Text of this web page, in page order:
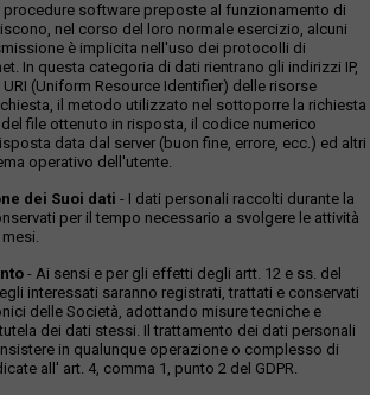
software preposte al funzionamento di
nel corso del loro normale esercizio, alcuni
è implicita nell'uso dei protocolli di
In questa categoria di dati rientrano gli indirizzi IP,
(Uniform Resource Identifier) delle risorse
il metodo utilizzato nel sottoporre la richiesta
file ottenuto in risposta, il codice numerico
data dal server (buon fine, errore, ecc.) ed altri
operativo dell'utente.
dei Suoi dati - I dati personali raccolti durante la
per il tempo necessario a svolgere le attività
- Ai sensi e per gli effetti degli artt. 12 e ss. del
interessati saranno registrati, trattati e conservati
delle Società, adottando misure tecniche e
dei dati stessi. Il trattamento dei dati personali
in qualunque operazione o complesso di
all' art. 4, comma 1, punto 2 del GDPR.